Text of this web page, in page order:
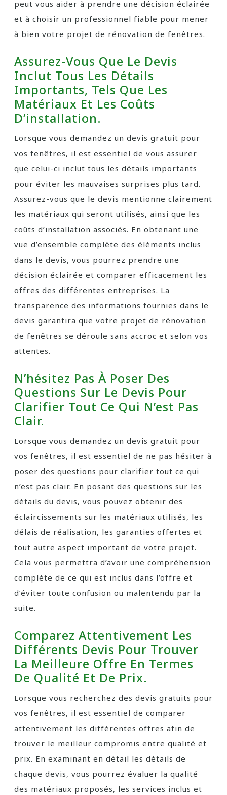
peut vous aider à prendre une décision éclairée
et à choisir un professionnel fiable pour mener
à bien votre projet de rénovation de fenêtres.
Assurez-Vous Que Le Devis
Inclut Tous Les Détails
Importants, Tels Que Les
Matériaux Et Les Coûts
D’installation.
Lorsque vous demandez un devis gratuit pour
vos fenêtres, il est essentiel de vous assurer
que celui-ci inclut tous les détails importants
pour éviter les mauvaises surprises plus tard.
Assurez-vous que le devis mentionne clairement
les matériaux qui seront utilisés, ainsi que les
coûts d’installation associés. En obtenant une
vue d’ensemble complète des éléments inclus
dans le devis, vous pourrez prendre une
décision éclairée et comparer efficacement les
offres des différentes entreprises. La
transparence des informations fournies dans le
devis garantira que votre projet de rénovation
de fenêtres se déroule sans accroc et selon vos
attentes.
N’hésitez Pas À Poser Des
Questions Sur Le Devis Pour
Clarifier Tout Ce Qui N’est Pas
Clair.
Lorsque vous demandez un devis gratuit pour
vos fenêtres, il est essentiel de ne pas hésiter à
poser des questions pour clarifier tout ce qui
n’est pas clair. En posant des questions sur les
détails du devis, vous pouvez obtenir des
éclaircissements sur les matériaux utilisés, les
délais de réalisation, les garanties offertes et
tout autre aspect important de votre projet.
Cela vous permettra d’avoir une compréhension
complète de ce qui est inclus dans l’offre et
d’éviter toute confusion ou malentendu par la
suite.
Comparez Attentivement Les
Différents Devis Pour Trouver
La Meilleure Offre En Termes
De Qualité Et De Prix.
Lorsque vous recherchez des devis gratuits pour
vos fenêtres, il est essentiel de comparer
attentivement les différentes offres afin de
trouver le meilleur compromis entre qualité et
prix. En examinant en détail les détails de
chaque devis, vous pourrez évaluer la qualité
des matériaux proposés, les services inclus et